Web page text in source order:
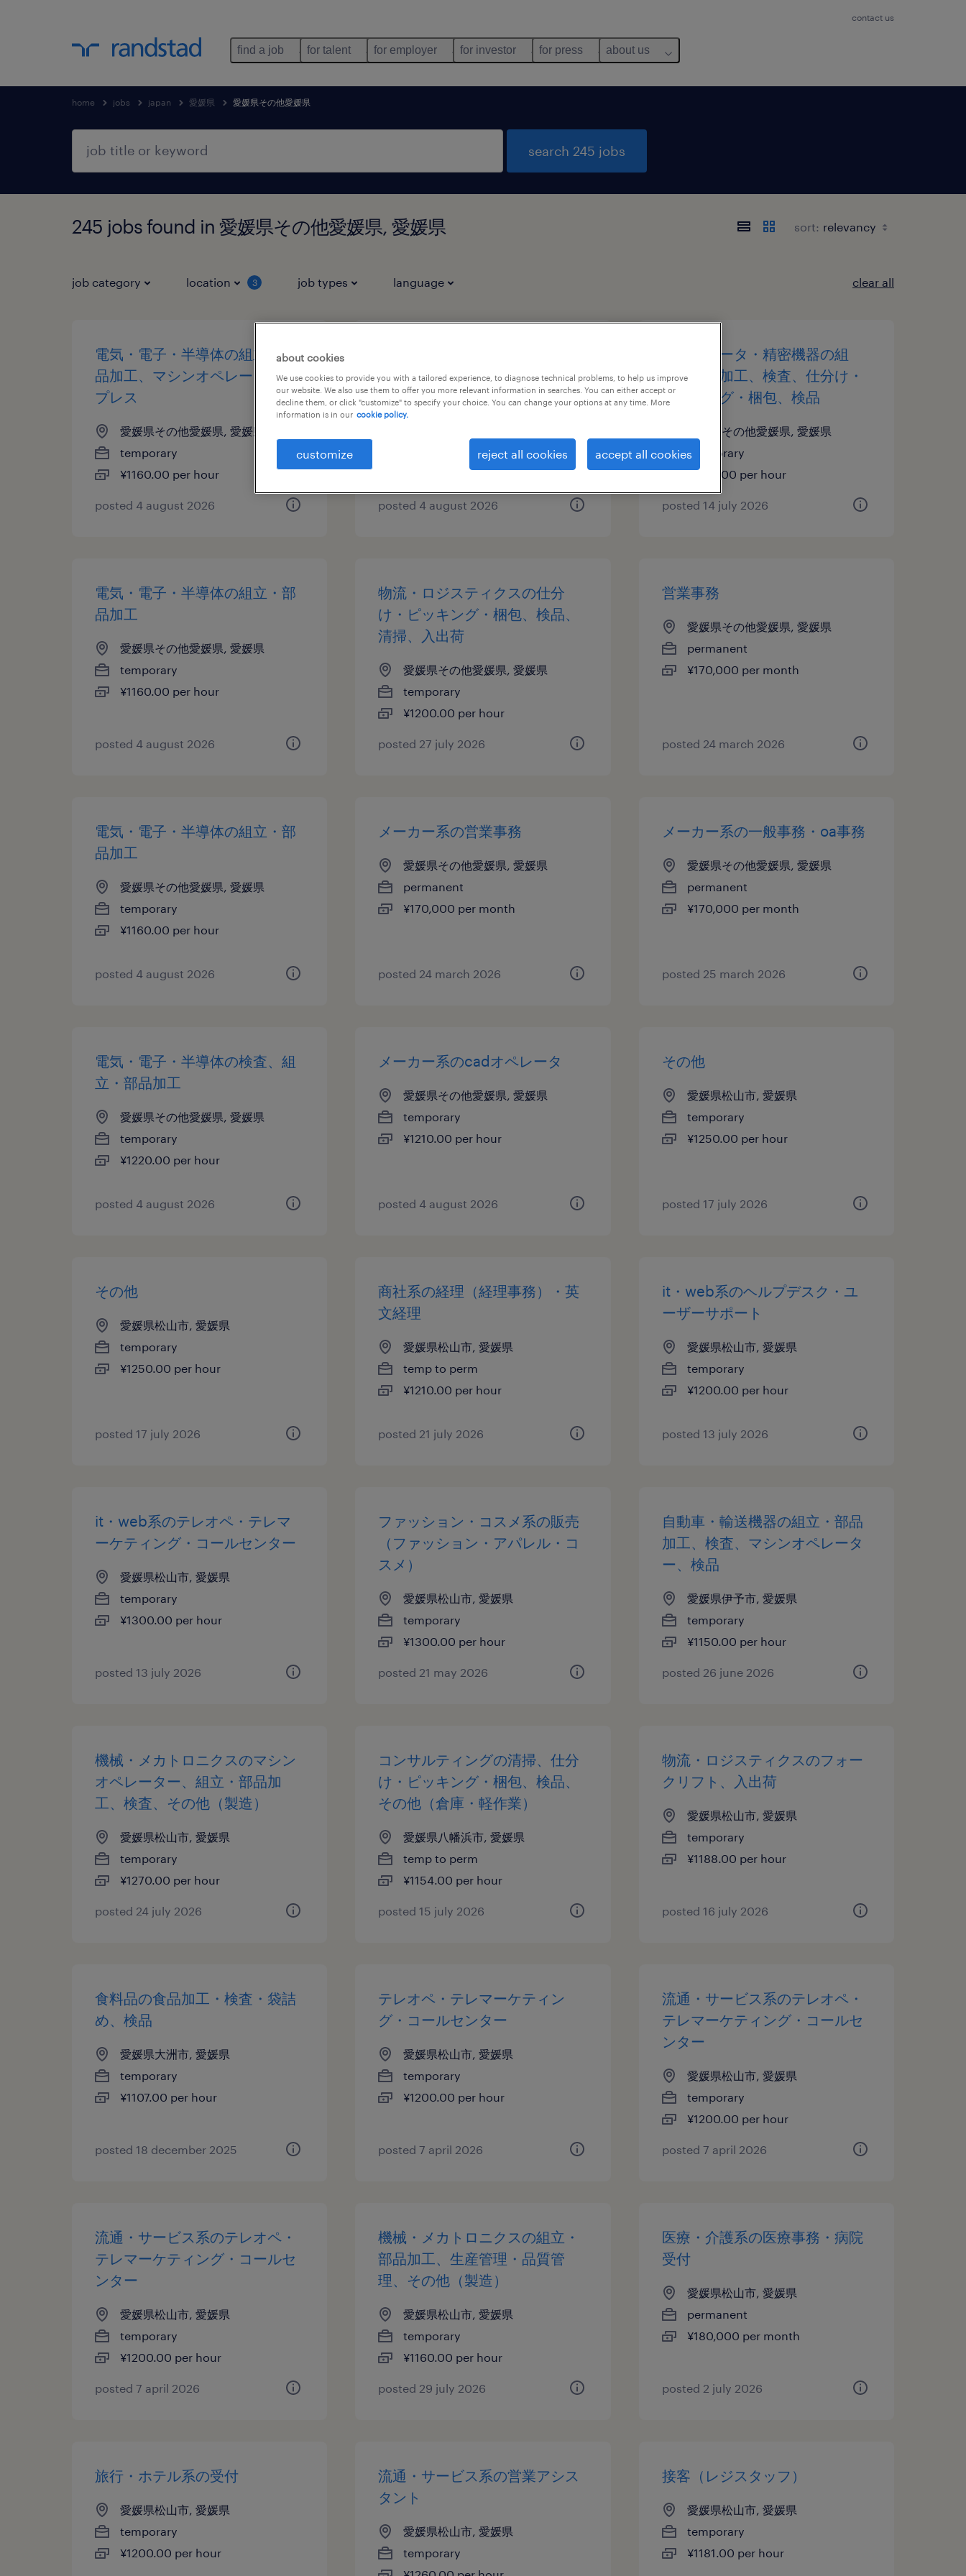
contact us
find a job for talent for employer for investor for press about us
home jobs japan 愛媛県 愛媛県その他愛媛県
search 245 jobs
245 jobs found in 愛媛県その他愛媛県, 愛媛県 sort:
job category location 3 job types language clear all
電気・電子・半導体の組立・部
品加工、マシンオペレーター、
プレス
愛媛県その他愛媛県, 愛媛県
temporary
¥1160.00 per hour
posted 4 august 2026
磨、組立・部品加工、検査、マ
シンオペレーター
¥1160.00 per hour
posted 4 august 2026
コンピュータ・精密機器の組
立・部品加工、検査、仕分け・
ピッキング・梱包、検品
愛媛県その他愛媛県, 愛媛県
temporary
¥1180.00 per hour
posted 14 july 2026
電気・電子・半導体の組立・部
品加工
愛媛県その他愛媛県, 愛媛県
temporary
¥1160.00 per hour
posted 4 august 2026
物流・ロジスティクスの仕分
け・ピッキング・梱包、検品、
清掃、入出荷
愛媛県その他愛媛県, 愛媛県
temporary
¥1200.00 per hour
posted 27 july 2026
営業事務
愛媛県その他愛媛県, 愛媛県
permanent
¥170,000 per month
posted 24 march 2026
電気・電子・半導体の組立・部
品加工
愛媛県その他愛媛県, 愛媛県
temporary
¥1160.00 per hour
posted 4 august 2026
メーカー系の営業事務
愛媛県その他愛媛県, 愛媛県
permanent
¥170,000 per month
posted 24 march 2026
メーカー系の一般事務・oa事務
愛媛県その他愛媛県, 愛媛県
permanent
¥170,000 per month
posted 25 march 2026
電気・電子・半導体の検査、組
立・部品加工
愛媛県その他愛媛県, 愛媛県
temporary
¥1220.00 per hour
posted 4 august 2026
メーカー系のcadオペレータ
愛媛県その他愛媛県, 愛媛県
temporary
¥1210.00 per hour
posted 4 august 2026
その他
愛媛県松山市, 愛媛県
temporary
¥1250.00 per hour
posted 17 july 2026
その他
愛媛県松山市, 愛媛県
temporary
¥1250.00 per hour
posted 17 july 2026
商社系の経理（経理事務）・英
文経理
愛媛県松山市, 愛媛県
temp to perm
¥1210.00 per hour
posted 21 july 2026
it・web系のヘルプデスク・ユ
ーザーサポート
愛媛県松山市, 愛媛県
temporary
¥1200.00 per hour
posted 13 july 2026
it・web系のテレオペ・テレマ
ーケティング・コールセンター
愛媛県松山市, 愛媛県
temporary
¥1300.00 per hour
posted 13 july 2026
ファッション・コスメ系の販売
（ファッション・アパレル・コ
スメ）
愛媛県松山市, 愛媛県
temporary
¥1300.00 per hour
posted 21 may 2026
自動車・輸送機器の組立・部品
加工、検査、マシンオペレータ
ー、検品
愛媛県伊予市, 愛媛県
temporary
¥1150.00 per hour
posted 26 june 2026
機械・メカトロニクスのマシン
オペレーター、組立・部品加
工、検査、その他（製造）
愛媛県松山市, 愛媛県
temporary
¥1270.00 per hour
posted 24 july 2026
コンサルティングの清掃、仕分
け・ピッキング・梱包、検品、
その他（倉庫・軽作業）
愛媛県八幡浜市, 愛媛県
temp to perm
¥1154.00 per hour
posted 15 july 2026
物流・ロジスティクスのフォー
クリフト、入出荷
愛媛県松山市, 愛媛県
temporary
¥1188.00 per hour
posted 16 july 2026
食料品の食品加工・検査・袋詰
め、検品
愛媛県大洲市, 愛媛県
temporary
¥1107.00 per hour
posted 18 december 2025
テレオペ・テレマーケティン
グ・コールセンター
愛媛県松山市, 愛媛県
temporary
¥1200.00 per hour
posted 7 april 2026
流通・サービス系のテレオペ・
テレマーケティング・コールセ
ンター
愛媛県松山市, 愛媛県
temporary
¥1200.00 per hour
posted 7 april 2026
流通・サービス系のテレオペ・
テレマーケティング・コールセ
ンター
愛媛県松山市, 愛媛県
temporary
¥1200.00 per hour
posted 7 april 2026
機械・メカトロニクスの組立・
部品加工、生産管理・品質管
理、その他（製造）
愛媛県松山市, 愛媛県
temporary
¥1160.00 per hour
posted 29 july 2026
医療・介護系の医療事務・病院
受付
愛媛県松山市, 愛媛県
permanent
¥180,000 per month
posted 2 july 2026
旅行・ホテル系の受付
愛媛県松山市, 愛媛県
temporary
¥1200.00 per hour
流通・サービス系の営業アシス
タント
愛媛県松山市, 愛媛県
temporary
接客（レジスタッフ）
愛媛県松山市, 愛媛県
temporary
¥1181.00 per hour
about cookies
We use cookies to provide you with a tailored experience, to diagnose technical problems, to help us improve
our website. We also use them to offer you more relevant information in searches. You can either accept or
decline them, or click "customize" to specify your choice. You can change your options at any time. More
information is in our cookie policy.
customize reject all cookies accept all cookies